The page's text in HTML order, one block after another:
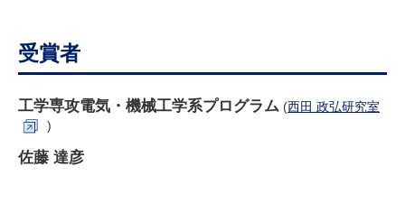
受験生 在学生
卒業生
企業・研究者
地域・一般
アクセス
受賞者
工学専攻電気・機械工学系プログラム (西田 政弘研究室
)
佐藤 達彦